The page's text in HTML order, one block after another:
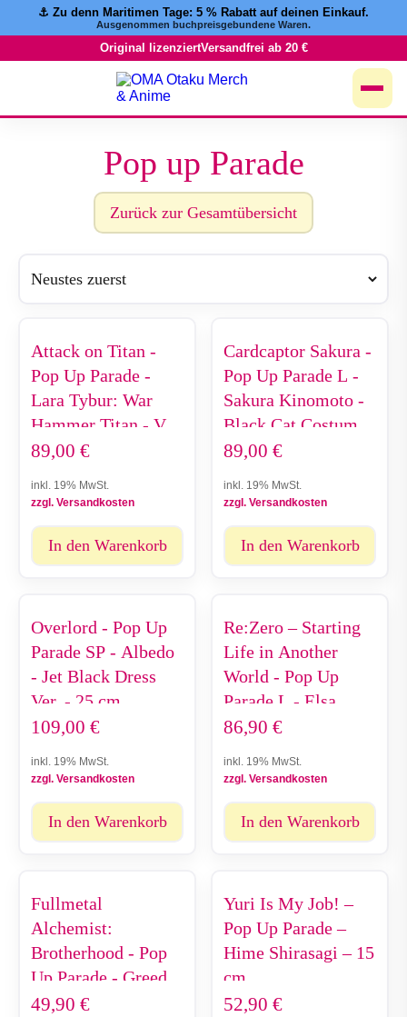
⚓️ Zu denn Maritimen Tage: 5 % Rabattauf deinen Einkauf.
Ausgenommen buchpreisgebundene Waren.
Original lizenziertVersandfrei ab 20 €
Pop up Parade
Zurück zur Gesamtübersicht
Attack on Titan -
Pop Up Parade -
Lara Tybur: War
Hammer Titan - Ver.
L Size - 25 cm
89,00 €
inkl. 19% MwSt.
zzgl. Versandkosten
In den Warenkorb
Cardcaptor Sakura -
Pop Up Parade L -
Sakura Kinomoto -
Black Cat Costume
- 22 cm
89,00 €
inkl. 19% MwSt.
zzgl. Versandkosten
In den Warenkorb
Overlord - Pop Up
Parade SP - Albedo
- Jet Black Dress
Ver. - 25 cm
109,00 €
inkl. 19% MwSt.
zzgl. Versandkosten
In den Warenkorb
Re:Zero – Starting
Life in Another
World - Pop Up
Parade L - Elsa
Granhiert
86,90 €
inkl. 19% MwSt.
zzgl. Versandkosten
In den Warenkorb
Fullmetal
Alchemist:
Brotherhood - Pop
Up Parade - Greed
49,90 €
Yuri Is My Job! –
Pop Up Parade –
Hime Shirasagi – 15
cm
52,90 €